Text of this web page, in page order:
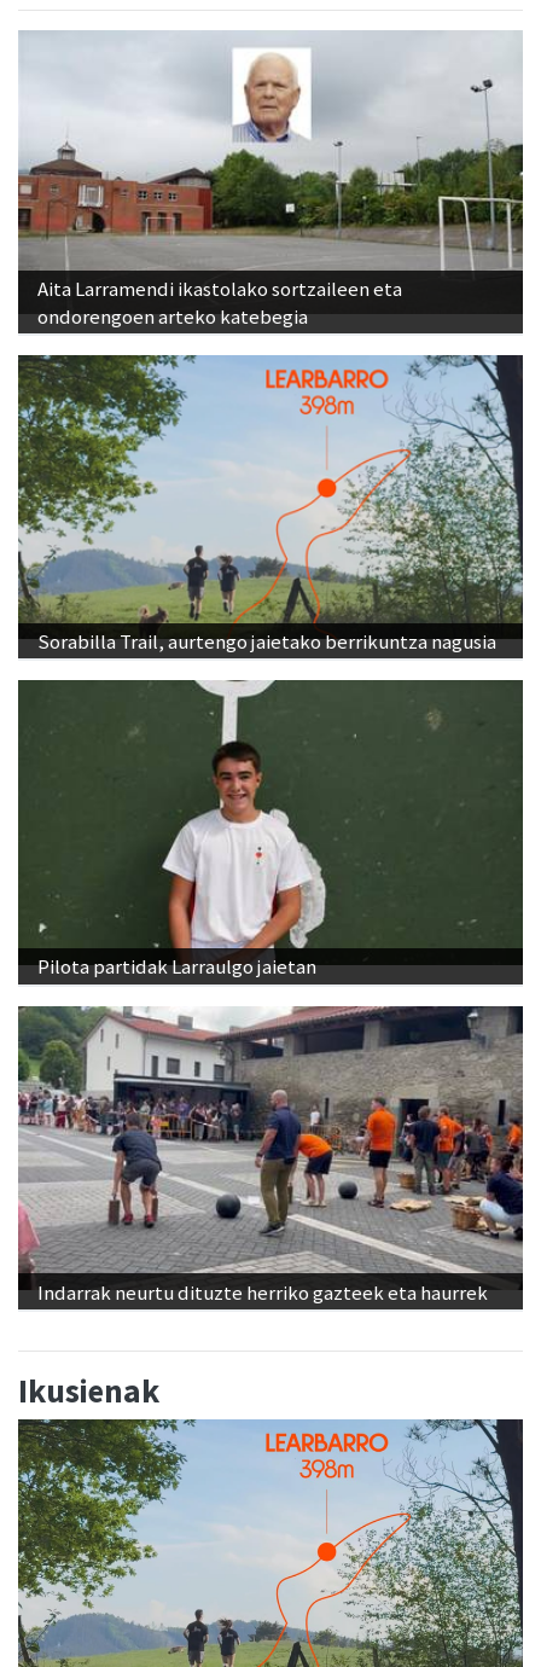
Aita Larramendi ikastolako sortzaileen eta
ondorengoen arteko katebegia
Sorabilla Trail, aurtengo jaietako berrikuntza nagusia
Pilota partidak Larraulgo jaietan
Indarrak neurtu dituzte herriko gazteek eta haurrek
Ikusienak